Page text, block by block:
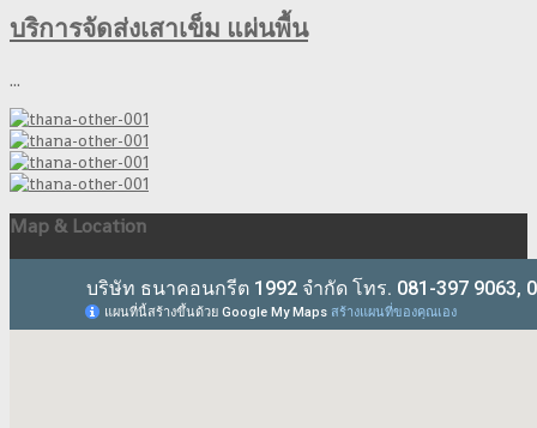
บริการจัดส่งเสาเข็ม แผ่นพื้น
...
Map & Location